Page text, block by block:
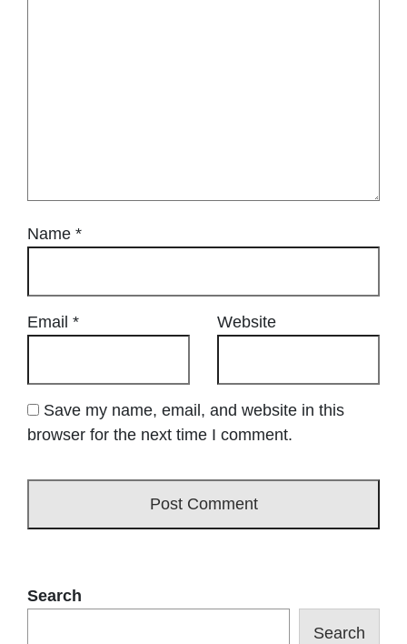
Name *
Email * Website
Save my name, email, and website in this
browser for the next time I comment.
Search
Search